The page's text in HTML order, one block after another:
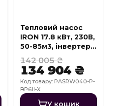
Тепловий насос
IRON 17.8 кВт, 230В,
50-85м3, інвертер,
з охолодженням,
WI-FI
142 005 ₴
134 904 ₴
Код товару: PASRW040-P-
BP6II-X
У кошик